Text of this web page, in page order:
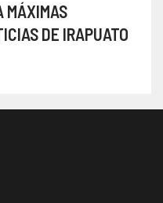
MÁXIMAS
DE IRAPUATO